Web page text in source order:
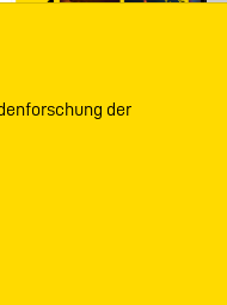
der